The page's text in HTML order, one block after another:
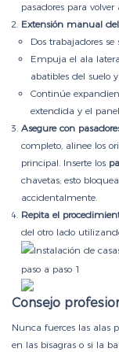
pasadores para volver
Extensión manual
Dos trabajadores
Empuja el ala
abatibles del suelo
Continúe
extendida y el
Asegure con
completo, alinee los
principal. Inserte los
chavetas; esto
accidentalmente.
Repita el
del otro lado
Consejo
Nunca fuerces las alas
en las bisagras o si la